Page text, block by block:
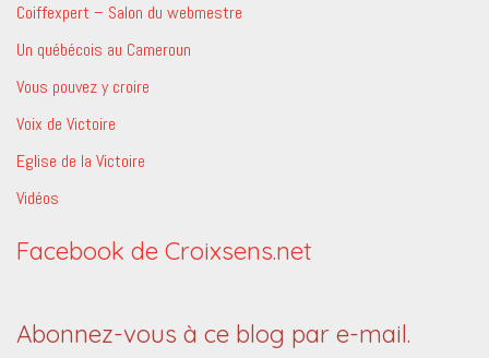
Coiffexpert – Salon du webmestre
Un québécois au Cameroun
Vous pouvez y croire
Voix de Victoire
Eglise de la Victoire
Vidéos
Facebook de Croixsens.net
Abonnez-vous à ce blog par e-mail.